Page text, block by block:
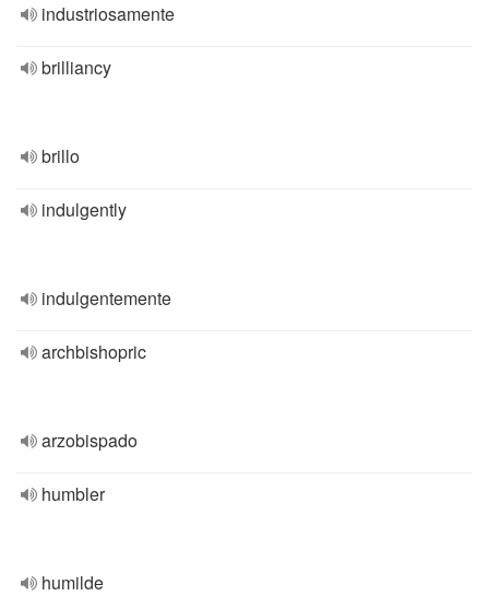
industriosamente
brilliancy
brillo
indulgently
indulgentemente
archbishopric
arzobispado
humbler
humilde